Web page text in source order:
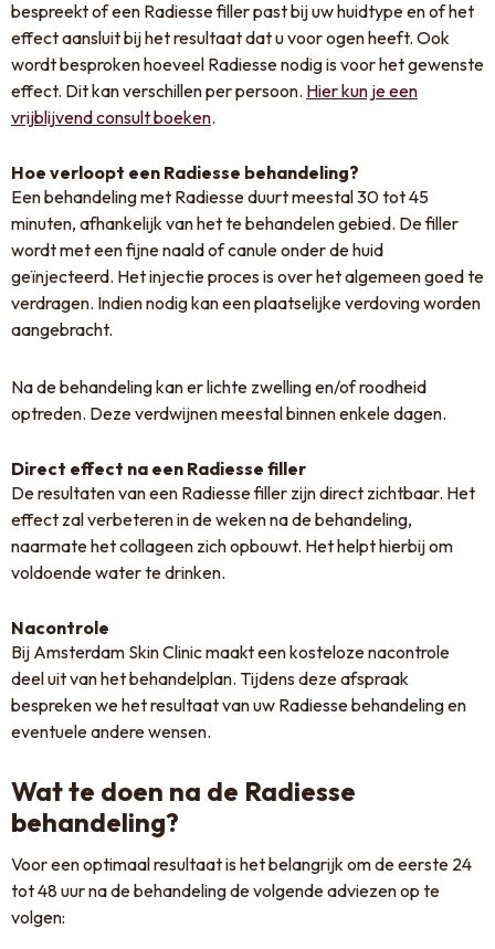
bespreekt of een Radiesse filler past bij uw huidtype en of het
effect aansluit bij het resultaat dat u voor ogen heeft. Ook
wordt besproken hoeveel Radiesse nodig is voor het gewenste
effect. Dit kan verschillen per persoon. Hier kun je een
vrijblijvend consult boeken.
Hoe verloopt een Radiesse behandeling?
Een behandeling met Radiesse duurt meestal 30 tot 45
minuten, afhankelijk van het te behandelen gebied. De filler
wordt met een fijne naald of canule onder de huid
geïnjecteerd. Het injectie proces is over het algemeen goed te
verdragen. Indien nodig kan een plaatselijke verdoving worden
aangebracht.
Na de behandeling kan er lichte zwelling en/of roodheid
optreden. Deze verdwijnen meestal binnen enkele dagen.
Direct effect na een Radiesse filler
De resultaten van een Radiesse filler zijn direct zichtbaar. Het
effect zal verbeteren in de weken na de behandeling,
naarmate het collageen zich opbouwt. Het helpt hierbij om
voldoende water te drinken.
Nacontrole
Bij Amsterdam Skin Clinic maakt een kosteloze nacontrole
deel uit van het behandelplan. Tijdens deze afspraak
bespreken we het resultaat van uw Radiesse behandeling en
eventuele andere wensen.
Wat te doen na de Radiesse
behandeling?
Voor een optimaal resultaat is het belangrijk om de eerste 24
tot 48 uur na de behandeling de volgende adviezen op te
volgen: